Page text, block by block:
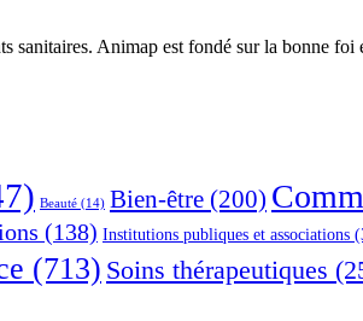
Animap est fondé sur la bonne
Beauté (14) Bien-être (200)
(138) Institutions publiques et associations
(713) Soins thérapeutiques